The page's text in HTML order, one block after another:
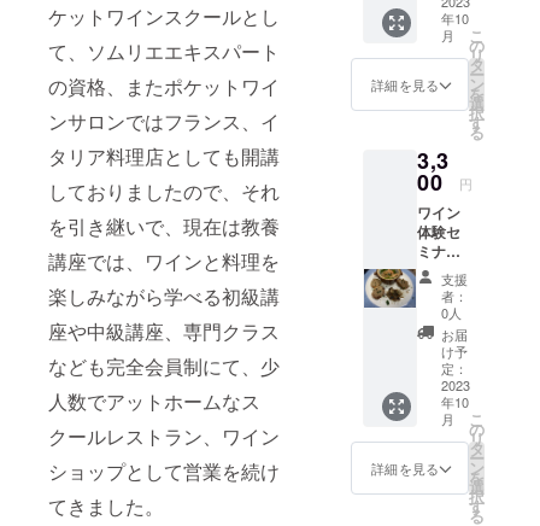
ケットワインスクールとし
て、ソムリエエキスパート
の資格、またポケットワイ
ンサロンではフランス、イ
タリア料理店としても開講
しておりましたので、それ
を引き継いで、現在は教養
講座では、ワインと料理を
楽しみながら学べる初級講
座や中級講座、専門クラス
なども完全会員制にて、少
人数でアットホームなス
クールレストラン、ワイン
ショップとして営業を続け
てきました。
JSA（日本ソ
ムリエ協
会）認定シ
ニアソムリ
JSA（日本ソ
ムリエ協
会）ワイン
エキスパー
ト
ドイツワイ
ン・上級ケ
ナー 資格
米国ワイン
教育者協会
スペシャリ
す！ぜ
ひお楽
しみく
ださ
い！
Lorimer
ng
Rose ロ
リマー
スパー
クリン
グロゼ
ワイナ
リー
デ・ボ
ルトリ
（ＮＳ
Ｗ） 生
産州サ
ウス
イース
タン
オース
年10
月
詳細を見る
こ
の
リ
タ
ー
ン
を
選
択
す
る
3,3
00 円
ワイン
体験セ
ミナー
１回提
供いた
しま
す。 ご
来店さ
れたと
きに
CAMPF
IREで応
援した
よ！っ
てご予
約して
支援
者：
0人
お届
け予
定：
2023
年10
月
詳細を見る
こ
の
リ
タ
ー
ン
を
選
択
す
る